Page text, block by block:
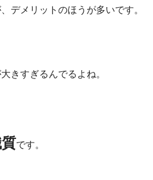
デメリットのほうが多いです。
きすぎるんでるよね。
です。